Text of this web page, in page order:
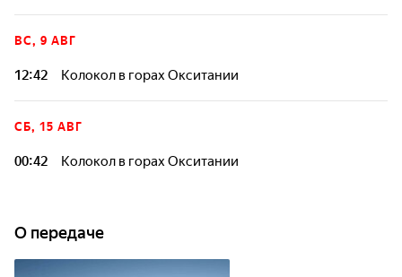
ВС, 9 АВГ
12:42 Колокол в горах Окситании
СБ, 15 АВГ
00:42 Колокол в горах Окситании
О передаче